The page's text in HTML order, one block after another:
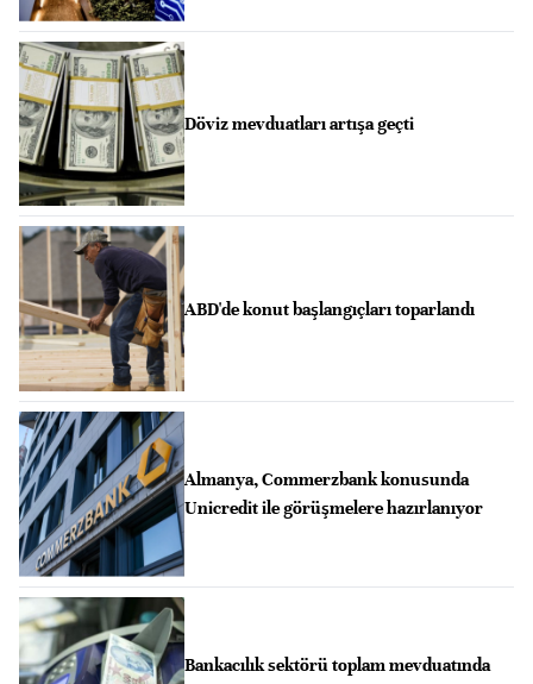
Döviz mevduatları artışa geçti
ABD'de konut başlangıçları toparlandı
Almanya, Commerzbank konusunda
Unicredit ile görüşmelere hazırlanıyor
Bankacılık sektörü toplam mevduatında